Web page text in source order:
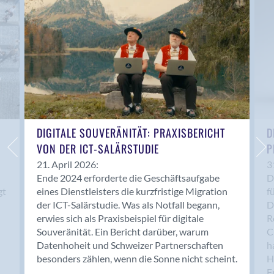
Anwil
Appenzell
Au SG
Baar
Baden
Balsthal
Balzers
Basel
Bassersdorf
Belp
Bendern
Benken (SG)
Bergdietikon
Berlin
Bern
Bern - Liebefeld
DIGITALE SOUVERÄNITÄT: PRAXISBERICHT
VON DER ICT-SALÄRSTUDIE
21. April 2026:
Ende 2024 erforderte die Geschäftsaufgabe
eines Dienstleisters die kurzfristige Migration
der ICT-Salärstudie. Was als Notfall begann,
erwies sich als Praxisbeispiel für digitale
Souveränität. Ein Bericht darüber, warum
Datenhoheit und Schweizer Partnerschaften
besonders zählen, wenn die Sonne nicht scheint.